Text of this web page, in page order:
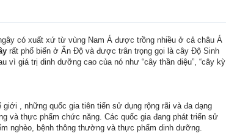
có xuất xứ từ vùng Nam Á được trồng nhiều ở cả châu Á
rất phổ biến ở Ấn Độ và được trân trọng gọi là cây Độ Sinh
vì giá trị dinh dưỡng cao của nó như “cây thần diệu”, “cây kỳ
, những quốc gia tiên tiến sử dụng rộng rãi và đa dạng
và thực phẩm chức năng. Các quốc gia đang phát triển sử
nghèo, bệnh thông thường và thực phẩm dinh dưỡng.